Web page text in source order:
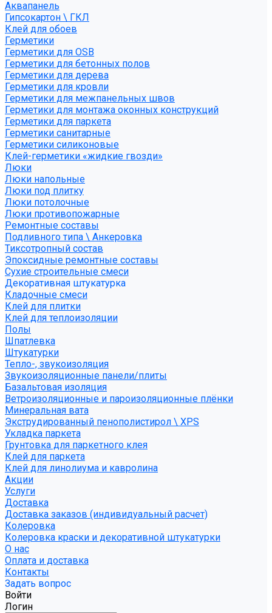
Аквапанель
Гипсокартон \ ГКЛ
Клей для обоев
Герметики
Герметики для OSB
Герметики для бетонных полов
Герметики для дерева
Герметики для кровли
Герметики для межпанельных швов
Герметики для монтажа оконных конструкций
Герметики для паркета
Герметики санитарные
Герметики силиконовые
Клей-герметики «жидкие гвозди»
Люки
Люки напольные
Люки под плитку
Люки потолочные
Люки противопожарные
Ремонтные составы
Подливного типа \ Анкеровка
Тиксотропный состав
Эпоксидные ремонтные составы
Сухие строительные смеси
Декоративная штукатурка
Кладочные смеси
Клей для плитки
Клей для теплоизоляции
Полы
Шпатлевка
Штукатурки
Тепло-, звукоизоляция
Звукоизоляционные панели/плиты
Базальтовая изоляция
Ветроизоляционные и пароизоляционные плёнки
Минеральная вата
Экструдированный пенополистирол \ XPS
Укладка паркета
Грунтовка для паркетного клея
Клей для паркета
Клей для линолиума и кавролина
Акции
Услуги
Доставка
Доставка заказов (индивидуальный расчет)
Колеровка
Колеровка краски и декоративной штукатурки
О нас
Оплата и доставка
Контакты
Задать вопрос
Войти
Логин